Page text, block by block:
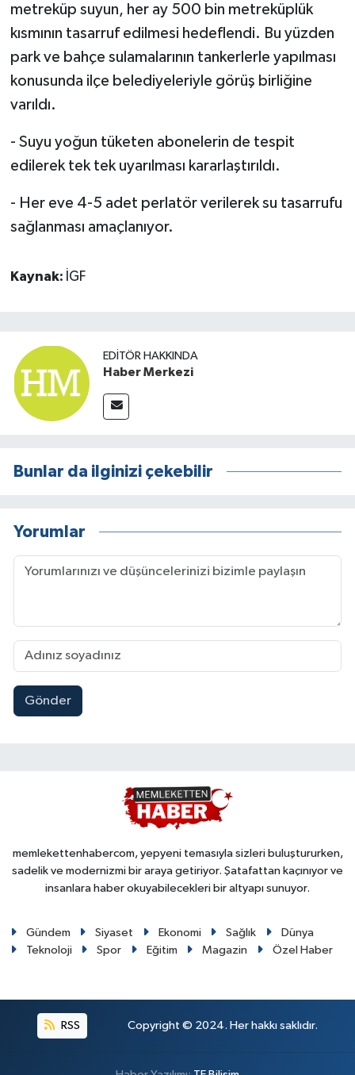
metreküp suyun, her ay 500 bin metreküplük
kısmının tasarruf edilmesi hedeflendi. Bu yüzden
park ve bahçe sulamalarının tankerlerle yapılması
konusunda ilçe belediyeleriyle görüş birliğine
varıldı.
- Suyu yoğun tüketen abonelerin de tespit
edilerek tek tek uyarılması kararlaştırıldı.
- Her eve 4-5 adet perlatör verilerek su tasarrufu
sağlanması amaçlanıyor.
Kaynak: İGF
EDITÖR HAKKINDA
Haber Merkezi
Bunlar da ilginizi çekebilir
Yorumlar
Gönder
memlekettenhabercom, yepyeni temasıyla sizleri buluştururken,
sadelik ve modernizmi bir araya getiriyor. Şatafattan kaçınıyor ve
insanlara haber okuyabilecekleri bir altyapı sunuyor.
Gündem Siyaset Ekonomi Sağlık
Dünya
Teknoloji
Spor Eğitim Magazin Özel Haber
RSS Copyright © 2024. Her hakkı saklıdır.